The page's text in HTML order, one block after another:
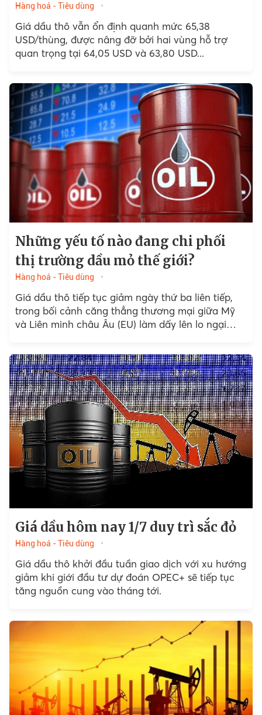
Hàng hoá - Tiêu dùng
Giá dầu thô vẫn ổn định quanh mức 65,38
USD/thùng, được nâng đỡ bởi hai vùng hỗ trợ
quan trọng tại 64,05 USD và 63,80 USD...
Những yếu tố nào đang chi phối
thị trường dầu mỏ thế giới?
Hàng hoá - Tiêu dùng
Giá dầu thô tiếp tục giảm ngày thứ ba liên tiếp,
trong bối cảnh căng thẳng thương mại giữa Mỹ
và Liên minh châu Âu (EU) làm dấy lên lo ngại
Giá dầu hôm nay 1/7 duy trì sắc đỏ
Hàng hoá - Tiêu dùng
Giá dầu thô khởi đầu tuần giao dịch với xu hướng
giảm khi giới đầu tư dự đoán OPEC+ sẽ tiếp tục
tăng nguồn cung vào tháng tới.